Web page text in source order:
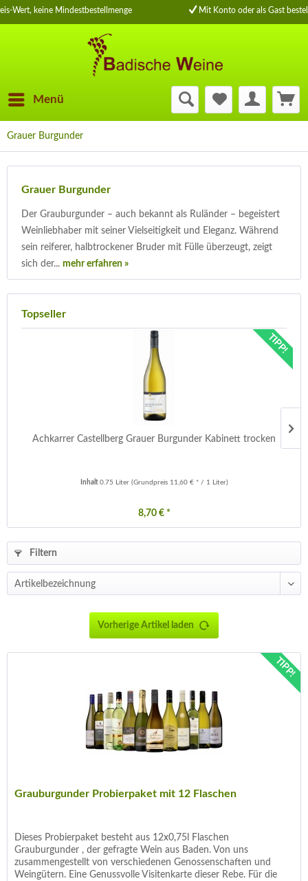
Wert, keine Mindestbestellmenge Mit Konto oder als Gast
Menü
Grauer Burgunder
Grauer Burgunder
Der Grauburgunder – auch bekannt als Ruländer – begeistert
Weinliebhaber mit seiner Vielseitigkeit und Eleganz. Während
sein reiferer, halbtrockener Bruder mit Fülle überzeugt, zeigt
sich der... mehr erfahren »
Topseller
TIPP!
Achkarrer Castellberg Grauer Burgunder Kabinett trocken
Inhalt 0.75 Liter (Grundpreis 11,60 € * / 1 Liter)
8,70 € *
Filtern
Vorherige Artikel laden
TIPP!
Grauburgunder Probierpaket mit 12 Flaschen
Dieses Probierpaket besteht aus 12x0,75l Flaschen
Grauburgunder , der gefragte Wein aus Baden. Von uns
zusammengestellt von verschiedenen Genossenschaften und
Weingütern. Eine Genussvolle Visitenkarte dieser Rebe. Für die